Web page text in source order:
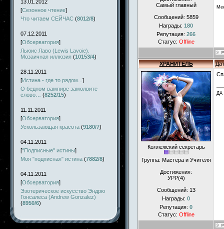
13.01.2012
[Сезонное чтение]
Что читаем СЕЙЧАС (8012/8)
07.12.2011
[Обсерватория]
Льюис Лаво (Lewis Lavoie).
Мозаичная иллюзия (10153/4)
28.11.2011
[Истина - где то рядом... ]
О бедном вампире замолвите
слово…
(8252/15)
11.11.2011
[Обсерватория]
Ускользающая красота (9180/7)
04.11.2011
["Подписные" истины]
Моя "подписная" истина (7882/8)
04.11.2011
[Обсерватория]
Эзотерическое искусство Эндрю
Гонсалеса (Andrew Gonzalez)
(8950/6)
Самый главный
Сообщений: 5859
Награды: 180
Репутация: 266
Статус: Offline
ХРАНИТЕЛЬ
Коллежский секретарь
Группа: Мастера и Учителя
Достижения:
УРР(4)
Сообщений: 13
Награды: 0
Репутация: 0
Статус: Offline
ДА